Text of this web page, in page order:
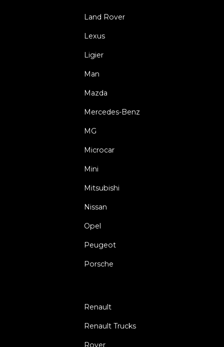
Land Rover
Lexus
Ligier
Man
Mazda
Mercedes-Benz
MG
Microcar
Mini
Mitsubishi
Nissan
Opel
Peugeot
Porsche
Renault
Renault Trucks
Rover